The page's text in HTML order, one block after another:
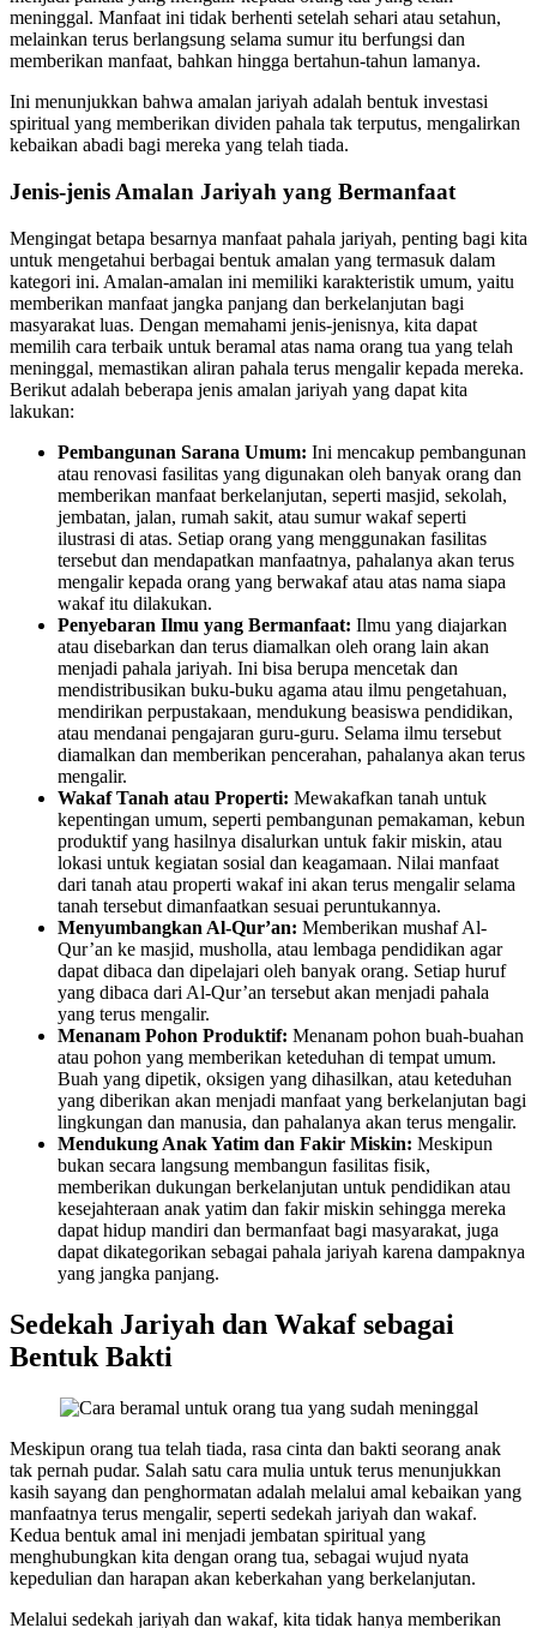
meninggal. Manfaat ini tidak berhenti setelah sehari atau setahun,
melainkan terus berlangsung selama sumur itu berfungsi dan
memberikan manfaat, bahkan hingga bertahun-tahun lamanya.
Ini menunjukkan bahwa amalan jariyah adalah bentuk investasi
spiritual yang memberikan dividen pahala tak terputus, mengalirkan
kebaikan abadi bagi mereka yang telah tiada.
Jenis-jenis Amalan Jariyah yang Bermanfaat
Mengingat betapa besarnya manfaat pahala jariyah, penting bagi kita
untuk mengetahui berbagai bentuk amalan yang termasuk dalam
kategori ini. Amalan-amalan ini memiliki karakteristik umum, yaitu
memberikan manfaat jangka panjang dan berkelanjutan bagi
masyarakat luas. Dengan memahami jenis-jenisnya, kita dapat
memilih cara terbaik untuk beramal atas nama orang tua yang telah
meninggal, memastikan aliran pahala terus mengalir kepada mereka.
Berikut adalah beberapa jenis amalan jariyah yang dapat kita
lakukan:
Pembangunan Sarana Umum: Ini mencakup pembangunan
atau renovasi fasilitas yang digunakan oleh banyak orang dan
memberikan manfaat berkelanjutan, seperti masjid, sekolah,
jembatan, jalan, rumah sakit, atau sumur wakaf seperti
ilustrasi di atas. Setiap orang yang menggunakan fasilitas
tersebut dan mendapatkan manfaatnya, pahalanya akan terus
mengalir kepada orang yang berwakaf atau atas nama siapa
wakaf itu dilakukan.
Penyebaran Ilmu yang Bermanfaat: Ilmu yang diajarkan
atau disebarkan dan terus diamalkan oleh orang lain akan
menjadi pahala jariyah. Ini bisa berupa mencetak dan
mendistribusikan buku-buku agama atau ilmu pengetahuan,
mendirikan perpustakaan, mendukung beasiswa pendidikan,
atau mendanai pengajaran guru-guru. Selama ilmu tersebut
diamalkan dan memberikan pencerahan, pahalanya akan terus
mengalir.
Wakaf Tanah atau Properti: Mewakafkan tanah untuk
kepentingan umum, seperti pembangunan pemakaman, kebun
produktif yang hasilnya disalurkan untuk fakir miskin, atau
lokasi untuk kegiatan sosial dan keagamaan. Nilai manfaat
dari tanah atau properti wakaf ini akan terus mengalir selama
tanah tersebut dimanfaatkan sesuai peruntukannya.
Menyumbangkan Al-Qur’an: Memberikan mushaf Al-
Qur’an ke masjid, musholla, atau lembaga pendidikan agar
dapat dibaca dan dipelajari oleh banyak orang. Setiap huruf
yang dibaca dari Al-Qur’an tersebut akan menjadi pahala
yang terus mengalir.
Menanam Pohon Produktif: Menanam pohon buah-buahan
atau pohon yang memberikan keteduhan di tempat umum.
Buah yang dipetik, oksigen yang dihasilkan, atau keteduhan
yang diberikan akan menjadi manfaat yang berkelanjutan bagi
lingkungan dan manusia, dan pahalanya akan terus mengalir.
Mendukung Anak Yatim dan Fakir Miskin: Meskipun
bukan secara langsung membangun fasilitas fisik,
memberikan dukungan berkelanjutan untuk pendidikan atau
kesejahteraan anak yatim dan fakir miskin sehingga mereka
dapat hidup mandiri dan bermanfaat bagi masyarakat, juga
dapat dikategorikan sebagai pahala jariyah karena dampaknya
yang jangka panjang.
Sedekah Jariyah dan Wakaf sebagai
Bentuk Bakti
Meskipun orang tua telah tiada, rasa cinta dan bakti seorang anak
tak pernah pudar. Salah satu cara mulia untuk terus menunjukkan
kasih sayang dan penghormatan adalah melalui amal kebaikan yang
manfaatnya terus mengalir, seperti sedekah jariyah dan wakaf.
Kedua bentuk amal ini menjadi jembatan spiritual yang
menghubungkan kita dengan orang tua, sebagai wujud nyata
kepedulian dan harapan akan keberkahan yang berkelanjutan.
Melalui sedekah jariyah dan wakaf, kita tidak hanya memberikan